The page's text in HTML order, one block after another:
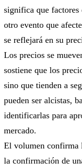
significa que
otro evento que
se reflejará en su
Los precios se
sostiene que los
sino que tienden a
pueden ser alcistas,
identificarlas para
mercado.
El volumen confirma
la confirmación de